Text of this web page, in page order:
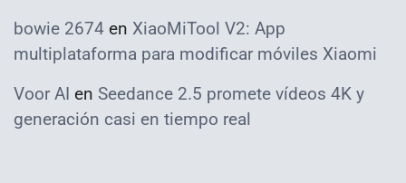
bowie 2674 en XiaoMiTool V2: App
multiplataforma para modificar móviles Xiaomi
Voor AI en Seedance 2.5 promete vídeos 4K y
generación casi en tiempo real